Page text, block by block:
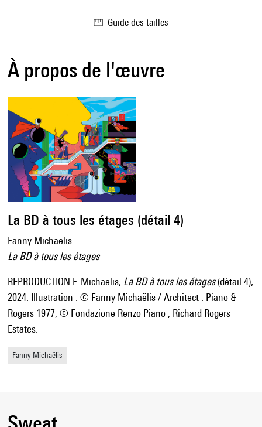
Guide des tailles
À propos de l'œuvre
La BD à tous les étages (détail 4)
Fanny Michaëlis
La BD à tous les étages
REPRODUCTION F. Michaelis, La BD à tous les étages(détail 4),
2024. Illustration : © Fanny Michaëlis / Architect : Piano &
Rogers 1977, © Fondazione Renzo Piano ; Richard Rogers
Estates.
Fanny Michaëlis